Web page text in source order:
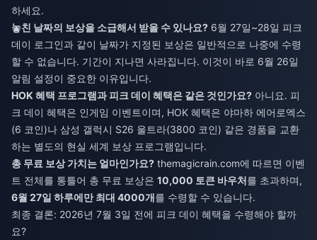
하세요.
놓친 날짜의 보상을 소급해서 받을 수 있나요? 6월 27일~28일 피크
데이 로그인과 같이 날짜가 지정된 보상은 일반적으로 나중에 수령
할 수 없습니다. 기간이 지나면 사라집니다. 이것이 바로 6월 26일
알림 설정이 중요한 이유입니다.
HOK 혜택 프로그램과 피크 데이 혜택은 같은 것인가요? 아니요. 피
크 데이 혜택은 인게임 이벤트이며, HOK 혜택은 야마하 에어로엑스
(6 코인)나 삼성 갤럭시 S26 울트라(3800 코인) 같은 경품을 교환
하는 별도의 현실 세계 보상 프로그램입니다.
총 무료 보상 가치는 얼마인가요? themagicrain.com에 따르면 이벤
트 전체를 통틀어 총 무료 보상은 10,000 토큰 바우처를 초과하며,
6월 27일 하루에만 최대 4000개를 수령할 수 있습니다.
최종 결론: 2026년 7월 3일 전에 피크 데이 혜택을 수령해야 할까
요?